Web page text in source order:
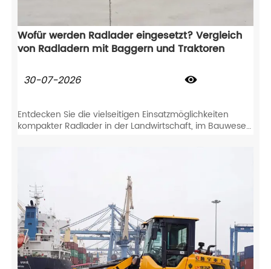
Wofür werden Radlader eingesetzt? Vergleich
von Radladern mit Baggern und Traktoren
30-07-2026

Entdecken Sie die vielseitigen Einsatzmöglichkeiten
kompakter Radlader in der Landwirtschaft, im Bauwesen